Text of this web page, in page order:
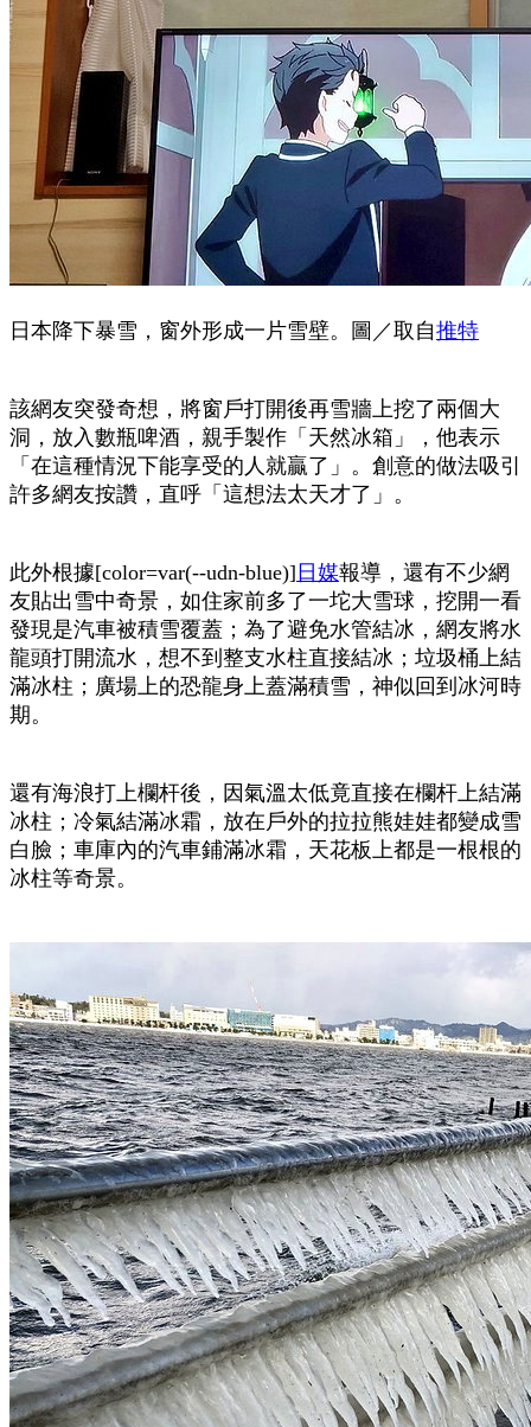
日本降下暴雪，窗外形成一片雪壁。圖／取自推特
該網友突發奇想，將窗戶打開後再雪牆上挖了兩個大
洞，放入數瓶啤酒，親手製作「天然冰箱」，他表示
「在這種情況下能享受的人就贏了」。創意的做法吸引
許多網友按讚，直呼「這想法太天才了」。
此外根據[color=var(--udn-blue)] 日媒報導，還有不少網
友貼出雪中奇景，如住家前多了一坨大雪球，挖開一看
發現是汽車被積雪覆蓋；為了避免水管結冰，網友將水
龍頭打開流水，想不到整支水柱直接結冰；垃圾桶上結
滿冰柱；廣場上的恐龍身上蓋滿積雪，神似回到冰河時
期。
還有海浪打上欄杆後，因氣溫太低竟直接在欄杆上結滿
冰柱；冷氣結滿冰霜，放在戶外的拉拉熊娃娃都變成雪
白臉；車庫內的汽車鋪滿冰霜，天花板上都是一根根的
冰柱等奇景。